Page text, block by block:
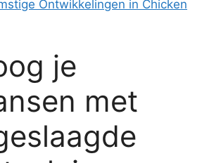
Ontwikkelingen in Chicken
je
met